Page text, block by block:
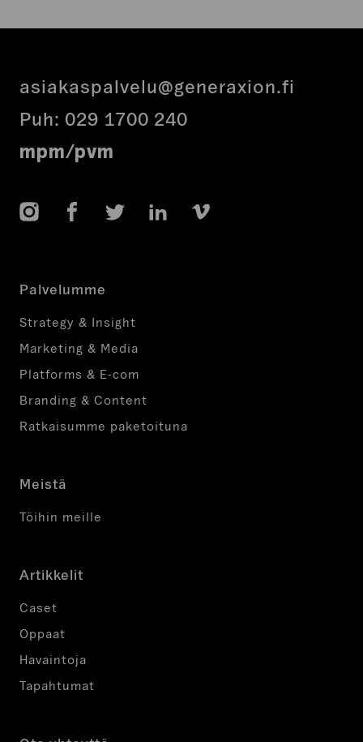
asiakaspalvelu@generaxion.fi
Puh: 029 1700 240
mpm/pvm
InstagramFacebookTwitter LinkedIn
Palvelumme
Strategy & Insight
Marketing & Media
Platforms & E-com
Branding & Content
Ratkaisumme paketoituna
Meistä
Töihin meille
Artikkelit
Caset
Oppaat
Havaintoja
Tapahtumat